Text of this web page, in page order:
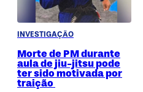
INVESTIGAÇÃO
Morte de PM durante
aula de jiu-jitsu pode
ter sido motivada por
traição